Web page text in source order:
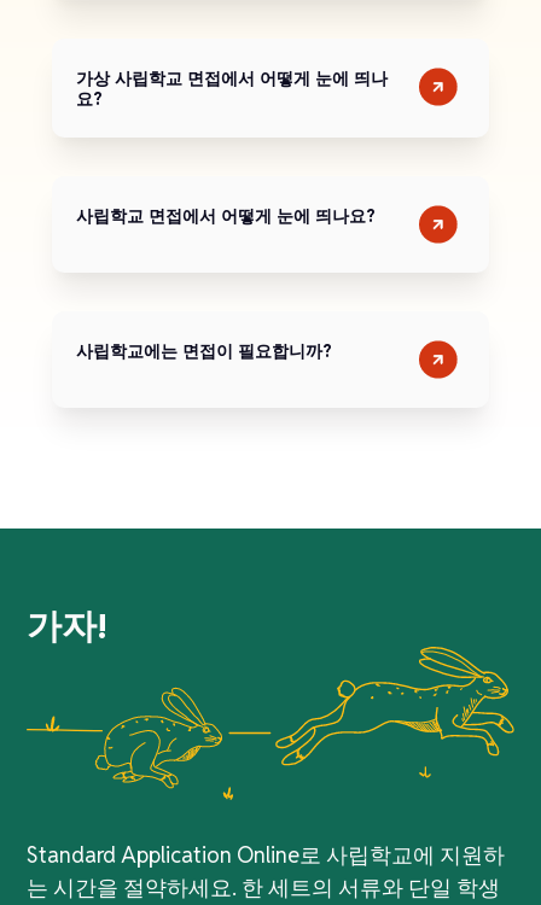
가상 사립학교 면접에서 어떻게 눈에 띄나
요?
사립학교 면접에서 어떻게 눈에 띄나요?
사립학교에는 면접이 필요합니까?
가자!
Standard Application Online로 사립학교에 지원하
는 시간을 절약하세요. 한 세트의 서류와 단일 학생